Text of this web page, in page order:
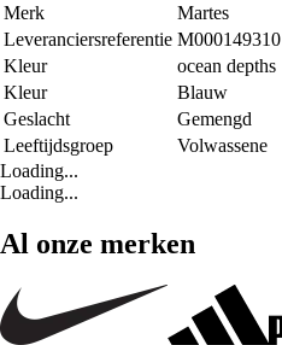
Merk
Martes
Leveranciersreferentie M000149310
Kleur
ocean depths
Kleur
Blauw
Geslacht
Gemengd
Leeftijdsgroep
Volwassene
Loading...
Loading...
Al onze merken